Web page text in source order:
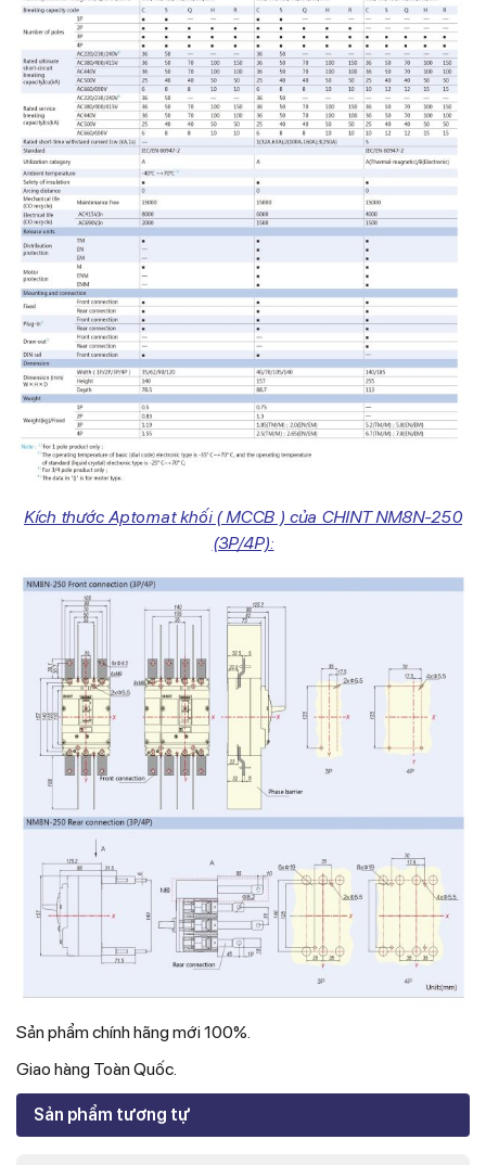
Kích thước Aptomat khối ( MCCB ) của CHINT NM8N-250
(3P/4P):
Sản phẩm chính hãng mới 100%.
Giao hàng Toàn Quốc.
Sản phẩm tương tự